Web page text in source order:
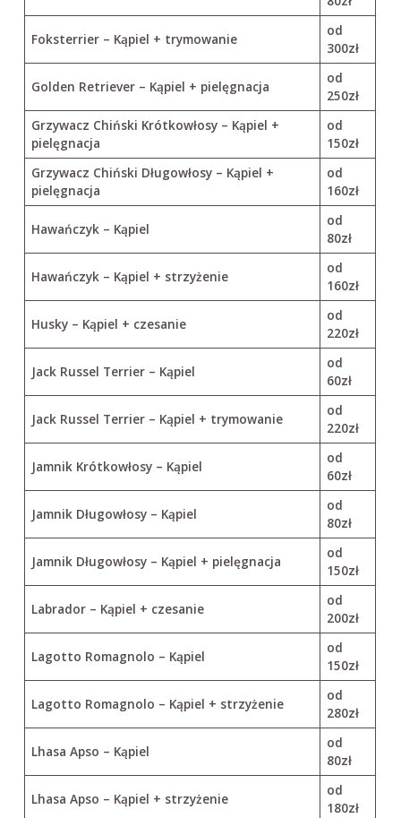
Foksterrier – Kąpiel + trymowanie
od
300zł
Golden Retriever – Kąpiel + pielęgnacja
od
250zł
Grzywacz Chiński Krótkowłosy – Kąpiel +
pielęgnacja
od
150zł
Grzywacz Chiński Długowłosy – Kąpiel +
pielęgnacja
od
160zł
Hawańczyk – Kąpiel
od
80zł
Hawańczyk – Kąpiel + strzyżenie
od
160zł
Husky – Kąpiel + czesanie
od
220zł
Jack Russel Terrier – Kąpiel
od
60zł
Jack Russel Terrier – Kąpiel + trymowanie
od
220zł
Jamnik Krótkowłosy – Kąpiel
od
60zł
Jamnik Długowłosy – Kąpiel
od
80zł
Jamnik Długowłosy – Kąpiel + pielęgnacja
od
150zł
Labrador – Kąpiel + czesanie
od
200zł
Lagotto Romagnolo – Kąpiel
od
150zł
Lagotto Romagnolo – Kąpiel + strzyżenie
od
280zł
Lhasa Apso – Kąpiel
od
80zł
Lhasa Apso – Kąpiel + strzyżenie
od
180zł